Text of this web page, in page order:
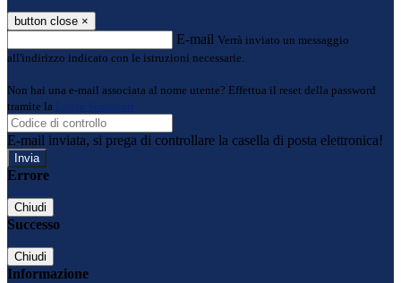
button close ×
E-mail Verrà inviato un messaggio
all'indirizzo indicato con le istruzioni necessarie.
Non hai una e-mail associata al nome utente? Effettua il reset della password
tramite la
Login Spaggiari
E-mail inviata, si prega di controllare la casella di posta elettronica!
Errore
Chiudi
Successo
Chiudi
Informazione